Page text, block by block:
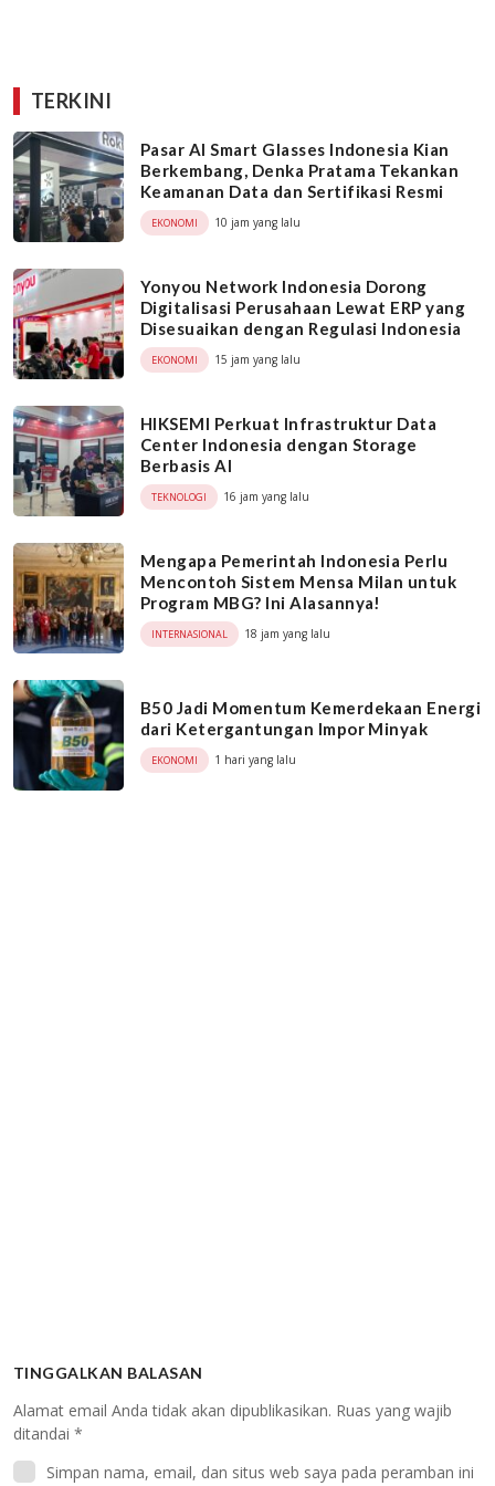
TERKINI
Pasar AI Smart Glasses Indonesia Kian
Berkembang, Denka Pratama Tekankan
Keamanan Data dan Sertifikasi Resmi
EKONOMI 10 jam yang lalu
Yonyou Network Indonesia Dorong
Digitalisasi Perusahaan Lewat ERP yang
Disesuaikan dengan Regulasi Indonesia
EKONOMI 15 jam yang lalu
HIKSEMI Perkuat Infrastruktur Data
Center Indonesia dengan Storage
Berbasis AI
TEKNOLOGI 16 jam yang lalu
Mengapa Pemerintah Indonesia Perlu
Mencontoh Sistem Mensa Milan untuk
Program MBG? Ini Alasannya!
INTERNASIONAL 18 jam yang lalu
B50 Jadi Momentum Kemerdekaan Energi
dari Ketergantungan Impor Minyak
EKONOMI 1 hari yang lalu
TINGGALKAN BALASAN
Alamat email Anda tidak akan dipublikasikan. Ruas yang wajib
ditandai *
Simpan nama, email, dan situs web saya pada peramban ini